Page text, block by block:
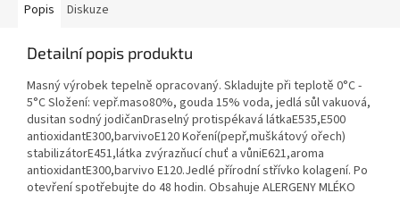
Popis Diskuze
Detailní popis produktu
Masný výrobek tepelně opracovaný. Skladujte při teplotě 0°C -
5°C Složení: vepř.maso80%, gouda 15% voda, jedlá sůl vakuová,
dusitan sodný jodičanDraselný protispékavá látkaE535,E500
antioxidantE300,barvivoE120 Koření(pepř,muškátový ořech)
stabilizátorE451,látka zvýrazňucí chuť a vůniE621,aroma
antioxidantE300,barvivo E120.Jedlé přírodní střívko kolagení. Po
otevření spotřebujte do 48 hodin. Obsahuje ALERGENY MLÉKO